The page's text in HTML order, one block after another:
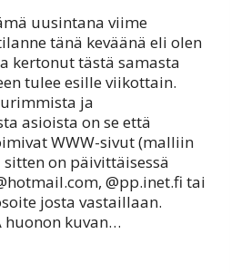
uusintana viime
tänä keväänä eli olen
kertonut tästä samasta
tulee esille viikottain.
ja
asioista on se että
WWW-sivut (malliin
on päivittäisessä
@pp.inet.fi tai
josta vastaillaan.
huonon kuvan…